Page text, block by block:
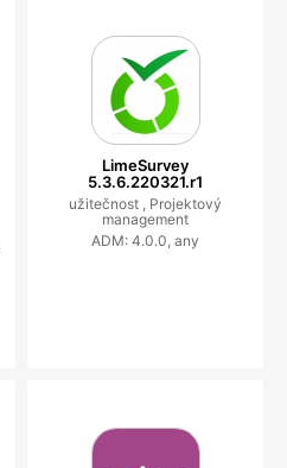
LimeSurvey
5.3.6.220321.r1
užitečnost , Projektový
management
ADM: 4.0.0, any